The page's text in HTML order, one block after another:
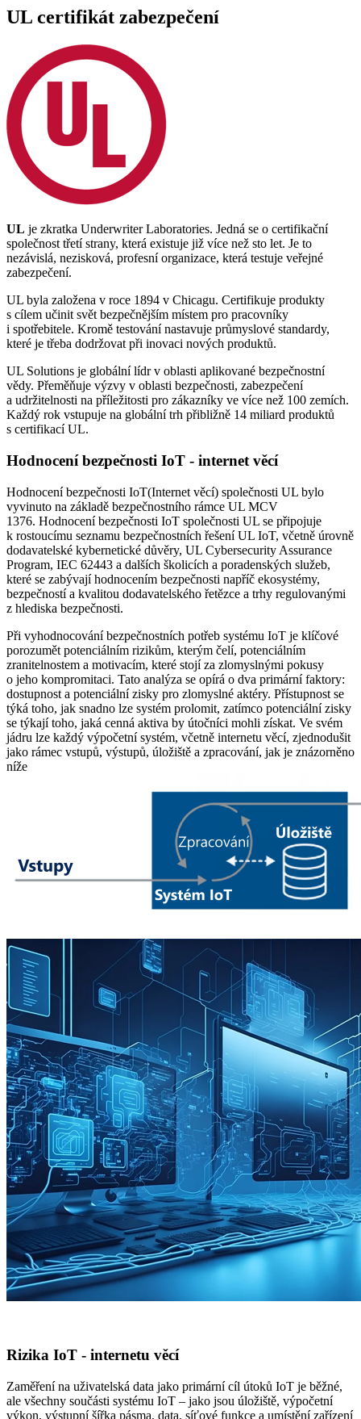
UL certifikát zabezpečení
UL je zkratka Underwriter Laboratories. Jedná se o certifikační
společnost třetí strany, která existuje již více než sto let. Je to
nezávislá, nezisková, profesní organizace, která testuje veřejné
zabezpečení.
UL byla založena v roce 1894 v Chicagu. Certifikuje produkty
s cílem učinit svět bezpečnějším místem pro pracovníky
i spotřebitele. Kromě testování nastavuje průmyslové standardy,
které je třeba dodržovat při inovaci nových produktů.
UL Solutions je globální lídr v oblasti aplikované bezpečnostní
vědy. Přeměňuje výzvy v oblasti bezpečnosti, zabezpečení
a udržitelnosti na příležitosti pro zákazníky ve více než 100 zemích.
Každý rok vstupuje na globální trh přibližně 14 miliard produktů
s certifikací UL.
Hodnocení bezpečnosti IoT - internet věcí
Hodnocení bezpečnosti IoT(Internet věcí) společnosti UL bylo
vyvinuto na základě bezpečnostního rámce UL MCV
1376. Hodnocení bezpečnosti IoT společnosti UL se připojuje
k rostoucímu seznamu bezpečnostních řešení UL IoT, včetně úrovně
dodavatelské kybernetické důvěry, UL Cybersecurity Assurance
Program, IEC 62443 a dalších školicích a poradenských služeb,
které se zabývají hodnocením bezpečnosti napříč ekosystémy,
bezpečností a kvalitou dodavatelského řetězce a trhy regulovanými
z hlediska bezpečnosti.
Při vyhodnocování bezpečnostních potřeb systému IoT je klíčové
porozumět potenciálním rizikům, kterým čelí, potenciálním
zranitelnostem a motivacím, které stojí za zlomyslnými pokusy
o jeho kompromitaci. Tato analýza se opírá o dva primární faktory:
dostupnost a potenciální zisky pro zlomyslné aktéry. Přístupnost se
týká toho, jak snadno lze systém prolomit, zatímco potenciální zisky
se týkají toho, jaká cenná aktiva by útočníci mohli získat. Ve svém
jádru lze každý výpočetní systém, včetně internetu věcí, zjednodušit
jako rámec vstupů, výstupů, úložiště a zpracování, jak je znázorněno
níže
Rizika IoT - internetu věcí
Zaměření na uživatelská data jako primární cíl útoků IoT je běžné,
ale všechny součásti systému IoT – jako jsou úložiště, výpočetní
výkon, výstupní šířka pásma, data, síťové funkce a umístění zařízení